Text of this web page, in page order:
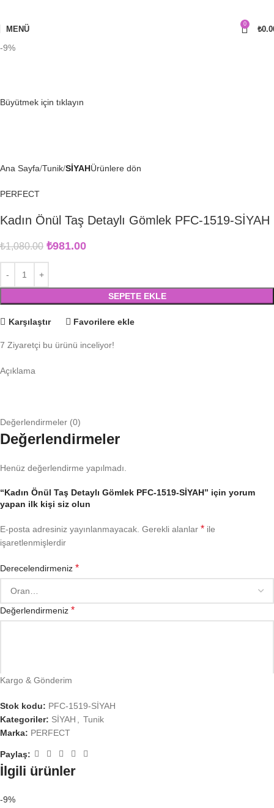
MENÜ
0
₺
-9%
Büyütmek için tıklayın
Ana Sayfa Tunik SİYAHÜrünlere dön
PERFECT
Kadın Önül Taş Detaylı Gömlek PFC-1519-SİYAH
₺1,080.00 ₺981.00
SEPETE EKLE
Karşılaştır Favorilere ekle
7 Ziyaretçi bu ürünü inceliyor!
Açıklama
Değerlendirmeler (0)
Değerlendirmeler
Henüz değerlendirme yapılmadı.
“Kadın Önül Taş Detaylı Gömlek PFC-1519-SİYAH” için yorum
yapan ilk kişi siz olun
E-posta adresiniz yayınlanmayacak. Gerekli alanlar * ile
işaretlenmişlerdir
Derecelendirmeniz *
Değerlendirmeniz *
İsim*
Kargo & Gönderim
Stok kodu: PFC-1519-SİYAH
Kategoriler: SİYAH , Tunik
Marka: PERFECT
Paylaş:
İlgili ürünler
-9%